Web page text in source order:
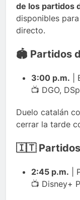
de los partidos
disponibles
directo.
🏟️ Partidos
3:00 p.m. |
📺 DGO,
Duelo catalán
cerrar la tarde
🇮🇹 Partidos
2:45 p.m. |
📺 Disney+